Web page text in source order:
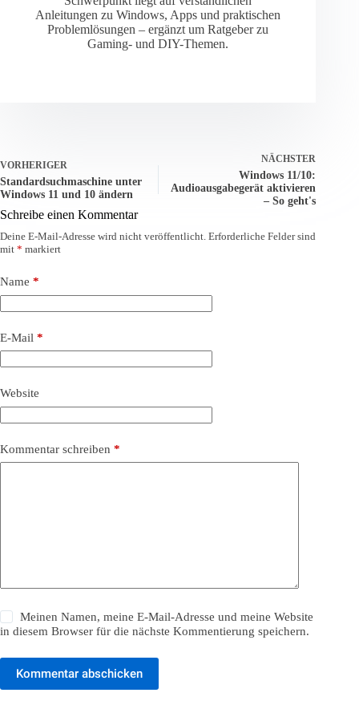
Anleitungen zu Windows, Apps und praktischen
Problemlösungen – ergänzt um Ratgeber zu
Gaming- und DIY-Themen.
VORHERIGER
Standardsuchmaschine unter
Windows 11 und 10 ändern
NÄCHSTER
Windows 11/10:
Audioausgabegerät aktivieren
– So geht's
Schreibe einen Kommentar
Deine E-Mail-Adresse wird nicht veröffentlicht. Erforderliche Felder sind
mit * markiert
Name *
E-Mail *
Website
Kommentar schreiben *
Meinen Namen, meine E-Mail-Adresse und meine Website
in diesem Browser für die nächste Kommentierung speichern.
Kommentar abschicken